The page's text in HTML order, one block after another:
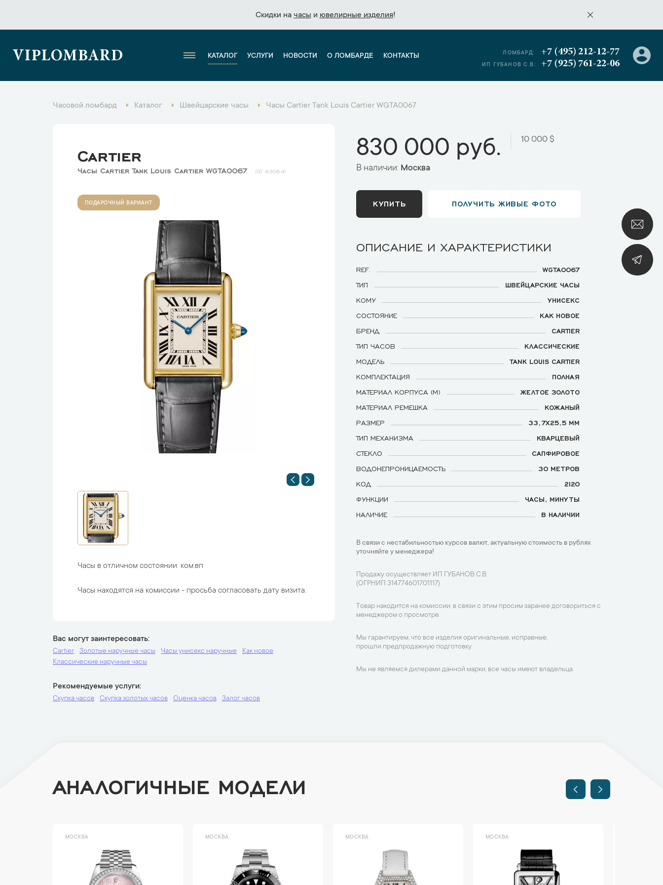
Скидки на часы и ювелирные изделия!
Скидки на часы и ювелирные изделия!
VIPLOMBARD КАТАЛОГ УСЛУГИ НОВОСТИ О ЛОМБАРДЕ КОНТАКТЫ ЛОМБАРД: +7 (495) 212-12-77
ИП ГУБАНОВ С.В.: +7 (925) 761-22-06
Часовой ломбард Каталог Швейцарские часы Часы Cartier Tank Louis Cartier WGTA0067
Cartier
Часы Cartier Tank Louis Cartier WGTA0067 43064
ПОДАРОЧНЫЙ ВАРИАНТ
Часы в отличном состоянии. ком.вп
Часы находятся на комиссии - просьба согласовать дату визита.
Вас могут заинтересовать
Cartier Золотые наручные часы Часы унисекс наручные
Как новое
Классические наручные часы
Рекомендуемые услуги
Скупка часов Скупка золотых часов Оценка часов Залог часов
830 000 руб. 10 000 $
В наличии: Москва
КУПИТЬ ПОЛУЧИТЬ ЖИВЫЕ ФОТО
ОПИСАНИЕ И ХАРАКТЕРИСТИКИ
REF.
WGTA0067
ТИП
ШВЕЙЦАРСКИЕ ЧАСЫ
КОМУ
УНИСЕКС
СОСТОЯНИЕ
КАК НОВОЕ
БРЕНД
CARTIER
ТИП ЧАСОВ
КЛАССИЧЕСКИЕ
МОДЕЛЬ
TANK LOUIS CARTIER
КОМПЛЕКТАЦИЯ
ПОЛНАЯ
МАТЕРИАЛ КОРПУСА (М)
ЖЕЛТОЕ ЗОЛОТО
МАТЕРИАЛ РЕМЕШКА
КОЖАНЫЙ
РАЗМЕР
33,7Х25,5 ММ
ТИП МЕХАНИЗМА
КВАРЦЕВЫЙ
СТЕКЛО
САПФИРОВОЕ
ВОДОНЕПРОНИЦАЕМОСТЬ
30 МЕТРОВ
КОД
2120
ФУНКЦИИ
ЧАСЫ, МИНУТЫ
НАЛИЧИЕ
В НАЛИЧИИ
В связи с нестабильностью курсов валют, актуальную стоимость в рублях
уточняйте у менеджера!
Продажу осуществляет ИП ГУБАНОВ С.В.
(ОГРНИП 314774601701117)
Товар находится на комиссии, в связи с этим просим заранее договориться с
менеджером о просмотре.
Мы гарантируем, что все изделия оригинальные, исправные,
прошли предпродажную подготовку.
Мы не являемся дилерами данной марки, все часы имеют владельца.
АНАЛОГИЧНЫЕ МОДЕЛИ
МОСКВА МОСКВА МОСКВА МОСКВА